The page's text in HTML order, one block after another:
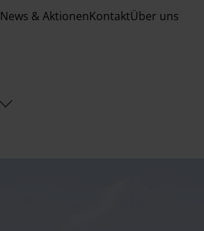
News & AktionenKontaktÜber uns